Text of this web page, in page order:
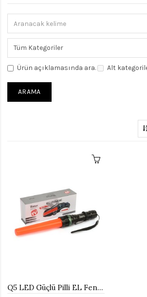
Ürün açıklamasında ara. Alt
Q5 LED Güçlü Pilli EL Feneri Watton Wt-267